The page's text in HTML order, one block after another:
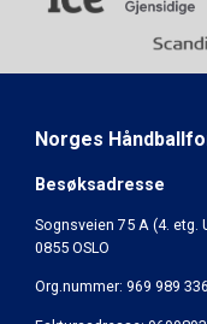
Norges
Besøksadresse
Sognsveien 75 A (4. etg.
0855 OSLO
Org.nummer: 969 989